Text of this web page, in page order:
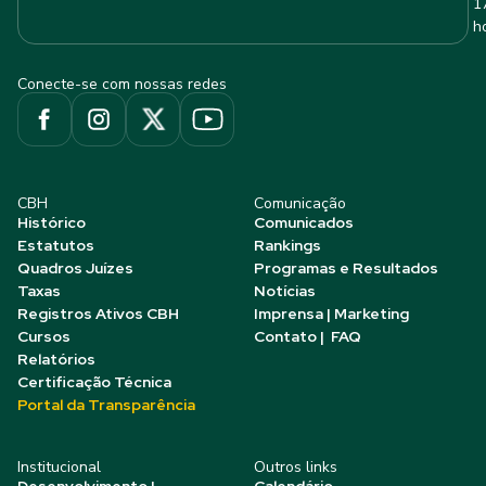
Conecte-se com nossas redes
CBH
Histórico
Estatutos
Quadros Juízes
Taxas
Registros Ativos CBH
Cursos
Relatórios
Certificação Técnica
Portal da Transparência
Comunicação
Comunicados
Rankings
Programas e Resultados
Notícias
Imprensa | Marketing
Contato | FAQ
Institucional Outros links